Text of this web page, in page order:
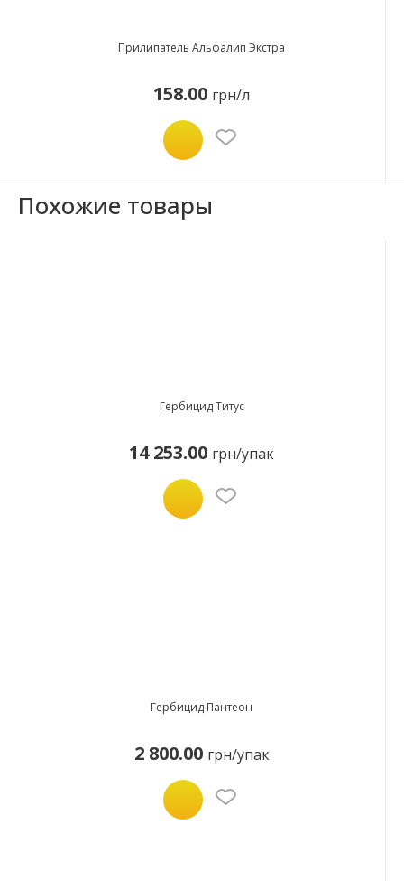
Прилипатель Альфалип Экстра
158.00 грн/л
Похожие товары
Гербицид Титус
14 253.00 грн/упак
Гербицид Пантеон
2 800.00 грн/упак